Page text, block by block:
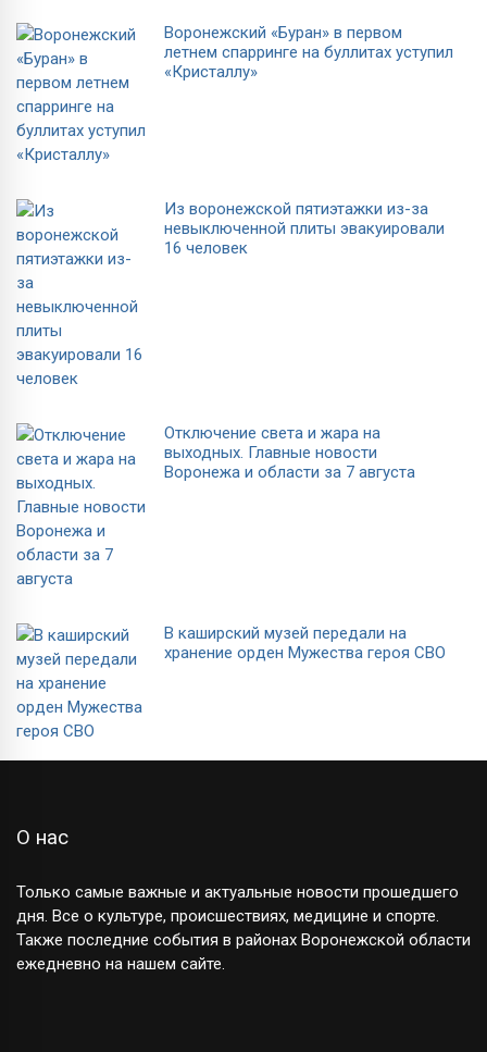
Воронежский «Буран» в первом
летнем спарринге на буллитах уступил
«Кристаллу»
Из воронежской пятиэтажки из-за
невыключенной плиты эвакуировали
16 человек
Отключение света и жара на
выходных. Главные новости
Воронежа и области за 7 августа
В каширский музей передали на
хранение орден Мужества героя СВО
О нас
Только самые важные и актуальные новости прошедшего
дня. Все о культуре, происшествиях, медицине и спорте.
Также последние события в районах Воронежской области
ежедневно на нашем сайте.